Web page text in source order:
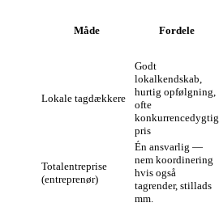
Måde Fordele
Lokale tagdækkere
Godt
lokalkendskab,
hurtig opfølgning,
ofte
konkurrencedygtig
pris
Totalentreprise
(entreprenør)
Én ansvarlig —
nem koordinering
hvis også
tagrender, stillads
mm.